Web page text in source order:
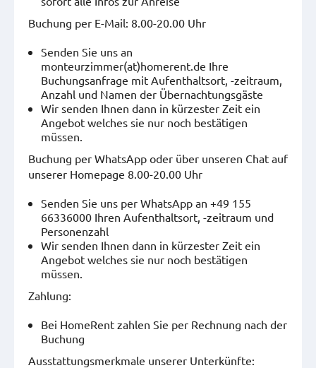
Buchung per E-Mail: 8.00-20.00 Uhr
Senden Sie uns an
monteurzimmer(at)homerent.de Ihre
Buchungsanfrage mit Aufenthaltsort, -zeitraum,
Anzahl und Namen der Übernachtungsgäste
Wir senden Ihnen dann in kürzester Zeit ein
Angebot welches sie nur noch bestätigen
müssen.
Buchung per WhatsApp oder über unseren Chat auf
unserer Homepage 8.00-20.00 Uhr
Senden Sie uns per WhatsApp an +49 155
66336000 Ihren Aufenthaltsort, -zeitraum und
Personenzahl
Wir senden Ihnen dann in kürzester Zeit ein
Angebot welches sie nur noch bestätigen
müssen.
Zahlung:
Bei HomeRent zahlen Sie per Rechnung nach der
Buchung
Ausstattungsmerkmale unserer Unterkünfte: